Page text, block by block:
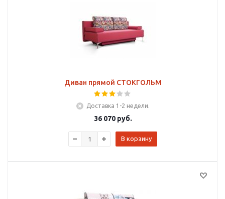
Диван прямой СТОКГОЛЬМ
Доставка 1-2 недели.
36 070руб.
В корзину